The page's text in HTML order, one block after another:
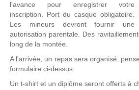
l'avance pour enregistrer votre
inscription. Port du casque obligatoire.
Les mineurs devront fournir une
autorisation parentale. Des
long de la montée.
A l'arrivée, un repas sera organisé,
formulaire ci-dessus.
Un t-shirt et un diplôme seront offerts à